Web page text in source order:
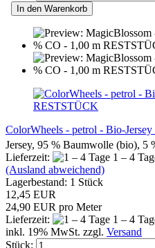
In den Warenkorb
ColorWheels - petrol - Bio-
Jersey, 95 % Baumwolle (bio), 5
Lieferzeit:
1 – 4
(Ausland abweichend)
Lagerbestand: 1 Stück
12,45 EUR
24,90 EUR pro Meter
Lieferzeit:
1 – 4
inkl. 19% MwSt. zzgl. Versand
Stück: